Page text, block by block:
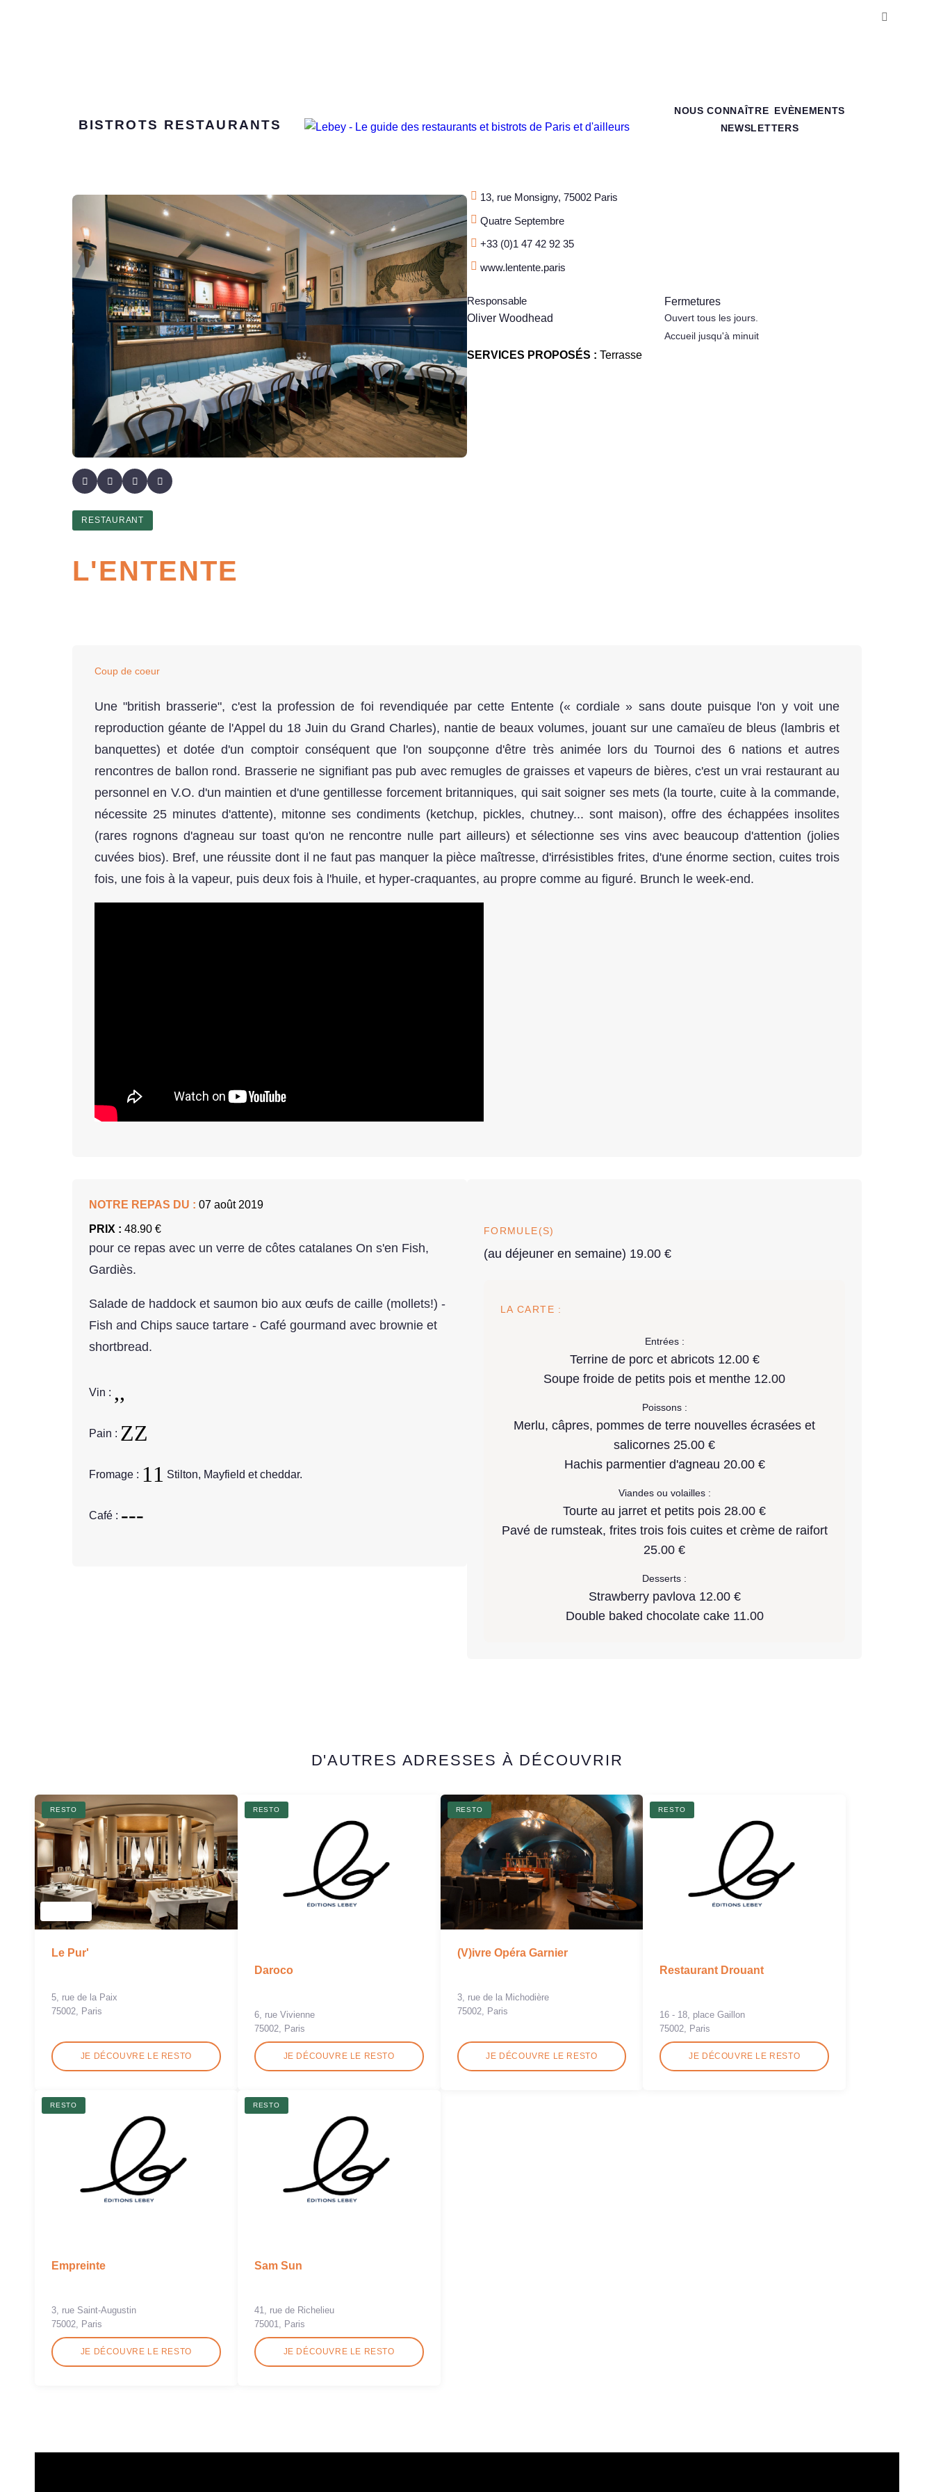
BISTROTS RESTAURANTS
NOUS CONNAÎTRE
EVÈNEMENTS
NEWSLETTERS
RESTAURANT
L'ENTENTE
13, rue Monsigny, 75002 Paris
Quatre Septembre
+33 (0)1 47 42 92 35
www.lentente.paris
Responsable
Oliver Woodhead
Fermetures
Ouvert tous les jours.
Accueil jusqu'à minuit
SERVICES PROPOSÉS : Terrasse
Coup de coeur
Une "british brasserie", c'est la profession de foi revendiquée par cette Entente (« cordiale » sans doute puisque l'on y voit une
reproduction géante de l'Appel du 18 Juin du Grand Charles), nantie de beaux volumes, jouant sur une camaïeu de bleus (lambris et
banquettes) et dotée d'un comptoir conséquent que l'on soupçonne d'être très animée lors du Tournoi des 6 nations et autres
rencontres de ballon rond. Brasserie ne signifiant pas pub avec remugles de graisses et vapeurs de bières, c'est un vrai restaurant au
personnel en V.O. d'un maintien et d'une gentillesse forcement britanniques, qui sait soigner ses mets (la tourte, cuite à la commande,
nécessite 25 minutes d'attente), mitonne ses condiments (ketchup, pickles, chutney... sont maison), offre des échappées insolites
(rares rognons d'agneau sur toast qu'on ne rencontre nulle part ailleurs) et sélectionne ses vins avec beaucoup d'attention (jolies
cuvées bios). Bref, une réussite dont il ne faut pas manquer la pièce maîtresse, d'irrésistibles frites, d'une énorme section, cuites trois
fois, une fois à la vapeur, puis deux fois à l'huile, et hyper-craquantes, au propre comme au figuré. Brunch le week-end.
NOTRE REPAS DU : 07 août 2019
PRIX : 48.90 €
pour ce repas avec un verre de côtes catalanes On s'en Fish,
Gardiès.
Salade de haddock et saumon bio aux œufs de caille (mollets!) -
Fish and Chips sauce tartare - Café gourmand avec brownie et
shortbread.
Vin :
Pain :
Fromage : Stilton, Mayfield et cheddar.
Café :
FORMULE(S)
(au déjeuner en semaine) 19.00 €
LA CARTE :
Entrées :
Terrine de porc et abricots 12.00 €
Soupe froide de petits pois et menthe 12.00
Poissons :
Merlu, câpres, pommes de terre nouvelles écrasées et
salicornes 25.00 €
Hachis parmentier d'agneau 20.00 €
Viandes ou volailles :
Tourte au jarret et petits pois 28.00 €
Pavé de rumsteak, frites trois fois cuites et crème de raifort
25.00 €
Desserts :
Strawberry pavlova 12.00 €
Double baked chocolate cake 11.00
D'AUTRES ADRESSES À DÉCOUVRIR
RESTO
Le Pur'
5, rue de la Paix
75002, Paris
JE DÉCOUVRE LE RESTO
RESTO
Daroco
6, rue Vivienne
75002, Paris
JE DÉCOUVRE LE RESTO
RESTO
(V)ivre Opéra Garnier
3, rue de la Michodière
75002, Paris
JE DÉCOUVRE LE RESTO
RESTO
Restaurant Drouant
16 - 18, place Gaillon
75002, Paris
JE DÉCOUVRE LE RESTO
RESTO
Empreinte
3, rue Saint-Augustin
75002, Paris
JE DÉCOUVRE LE RESTO
RESTO
Sam Sun
41, rue de Richelieu
75001, Paris
JE DÉCOUVRE LE RESTO